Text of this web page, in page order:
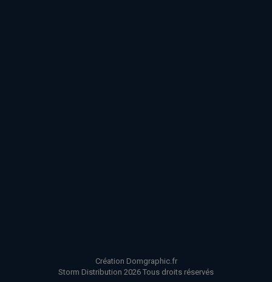
Création Domgraphic.fr
Storm Distribution 2026 Tous droits réservés